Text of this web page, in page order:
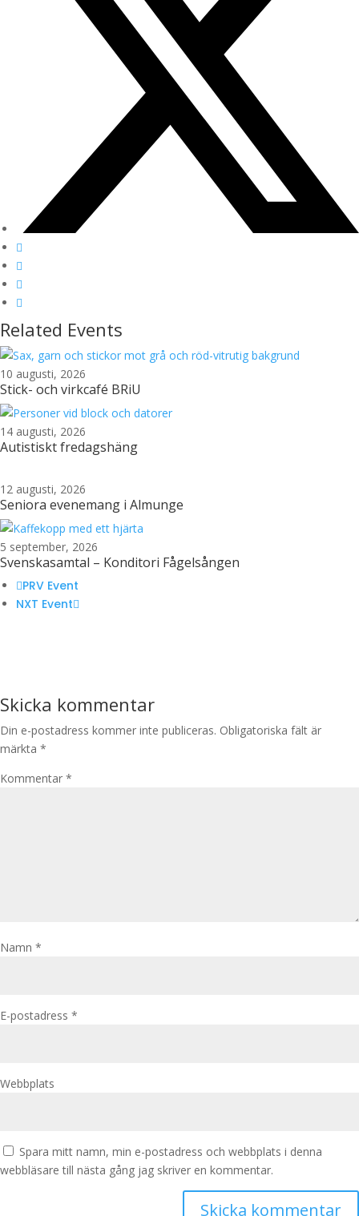
Related Events
10 augusti, 2026
Stick- och virkcafé BRiU
14 augusti, 2026
Autistiskt fredagshäng
12 augusti, 2026
Seniora evenemang i Almunge
5 september, 2026
Svenskasamtal – Konditori Fågelsången
PRV Event
NXT Event
Skicka kommentar
Din e-postadress kommer inte publiceras. Obligatoriska fält är
märkta *
Kommentar *
Namn *
E-postadress *
Webbplats
Spara mitt namn, min e-postadress och webbplats i denna
webbläsare till nästa gång jag skriver en kommentar.